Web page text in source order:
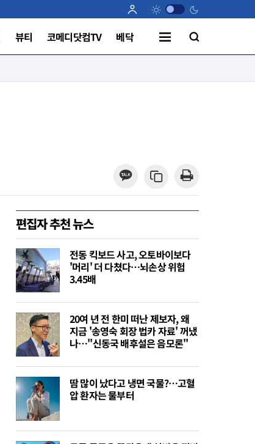
뷰티 코메디닷컴TV 베닥
편집자 추천 뉴스
전동 킥보드 사고, 오토바이보다
'머리' 더 다쳤다…뇌손상 위험
3.45배
20여 년 전 한미 떠난 제보자, 왜
지금 '송영숙 회장 법카 자료' 꺼냈
나…"신동국 배후설은 음모론"
땀 많이 났다고 냉면 국물?…고혈
압 환자는 물부터